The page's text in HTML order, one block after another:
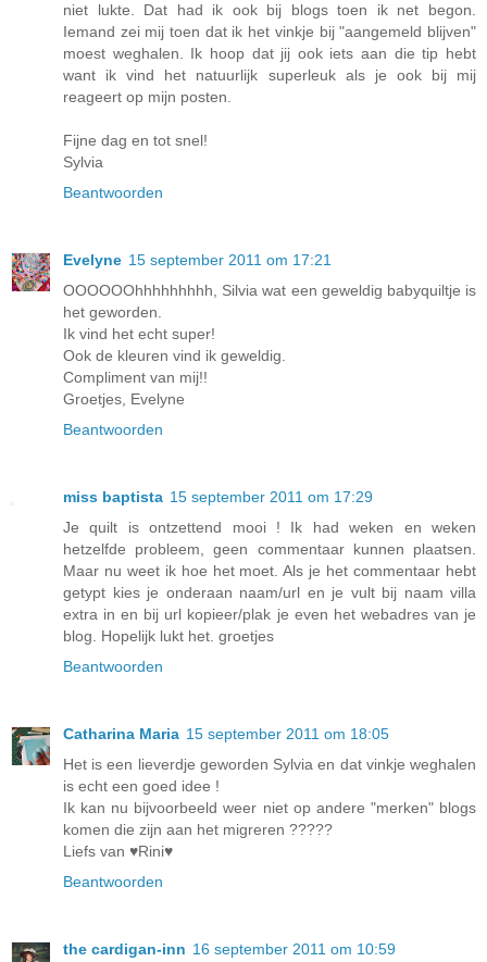
niet lukte. Dat had ik ook bij blogs toen ik net begon.
Iemand zei mij toen dat ik het vinkje bij "aangemeld blijven"
moest weghalen. Ik hoop dat jij ook iets aan die tip hebt
want ik vind het natuurlijk superleuk als je ook bij mij
reageert op mijn posten.
Fijne dag en tot snel!
Sylvia
Beantwoorden
Evelyne 15 september 2011 om 17:21
OOOOOOhhhhhhhhh, Silvia wat een geweldig babyquiltje is
het geworden.
Ik vind het echt super!
Ook de kleuren vind ik geweldig.
Compliment van mij!!
Groetjes, Evelyne
Beantwoorden
miss baptista 15 september 2011 om 17:29
Je quilt is ontzettend mooi ! Ik had weken en weken
hetzelfde probleem, geen commentaar kunnen plaatsen.
Maar nu weet ik hoe het moet. Als je het commentaar hebt
getypt kies je onderaan naam/url en je vult bij naam villa
extra in en bij url kopieer/plak je even het webadres van je
blog. Hopelijk lukt het. groetjes
Beantwoorden
Catharina Maria 15 september 2011 om 18:05
Het is een lieverdje geworden Sylvia en dat vinkje weghalen
is echt een goed idee !
Ik kan nu bijvoorbeeld weer niet op andere "merken" blogs
komen die zijn aan het migreren ?????
Liefs van ♥Rini♥
Beantwoorden
the cardigan-inn 16 september 2011 om 10:59